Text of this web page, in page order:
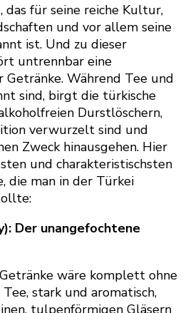
das für seine reiche Kultur,
und vor allem seine
ist. Und zu dieser
untrennbar eine
Während Tee und
sind, birgt die türkische
Durstlöschern,
verwurzelt sind und
Zweck hinausgehen. Hier
und charakteristischsten
die man in der Türkei
Der unangefochtene
wäre komplett ohne
stark und aromatisch,
tulpenförmigen Gläsern